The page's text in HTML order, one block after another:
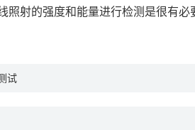
射的强度和能量进行检测是很有必
试